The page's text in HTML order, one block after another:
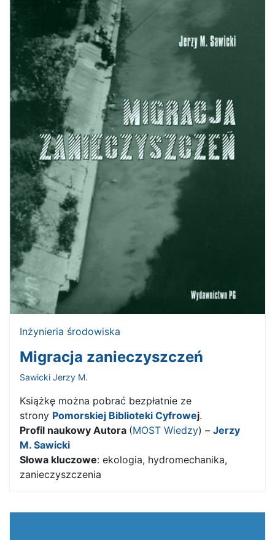
Inżynieria środowiska
Migracja zanieczyszczeń
Sawicki Jerzy M.
Książkę można pobrać bezpłatnie ze
strony Pomorskiej Biblioteki Cyfrowej.
Profil naukowy Autora (MOST Wiedzy) – Jerzy
M. Sawicki
Słowa kluczowe: ekologia, hydromechanika,
zanieczyszczenia